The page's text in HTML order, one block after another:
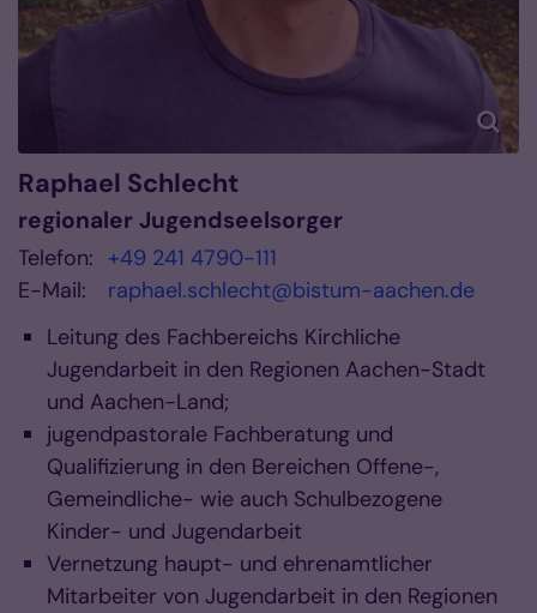
Raphael Schlecht
regionaler Jugendseelsorger
Telefon: +49 241 4790-111
E-Mail:
raphael.schlecht@bistum-aachen.de
Leitung des Fachbereichs Kirchliche
Jugendarbeit in den Regionen Aachen-Stadt
und Aachen-Land;
jugendpastorale Fachberatung und
Qualifizierung in den Bereichen Offene-,
Gemeindliche- wie auch Schulbezogene
Kinder- und Jugendarbeit
Vernetzung haupt- und ehrenamtlicher
Mitarbeiter von Jugendarbeit in den Regionen